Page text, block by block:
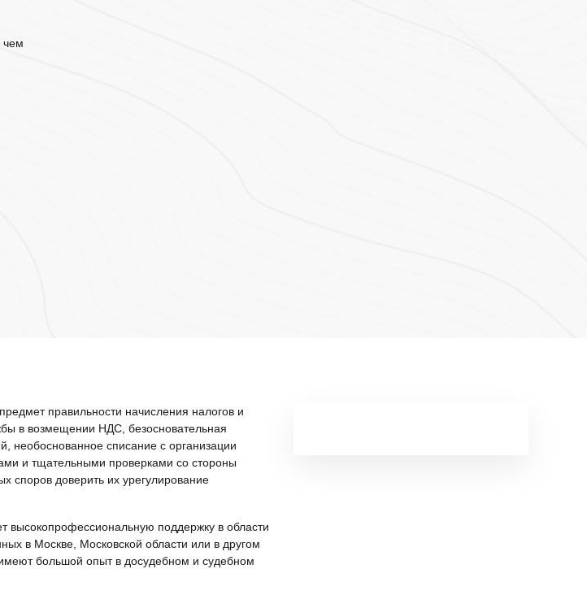
чем
правильности начисления налогов и
в возмещении НДС, безосновательная
необоснованное списание с организации
и тщательными проверками со стороны
споров доверить их урегулирование
высокопрофессиональную поддержку в области
в Москве, Московской области или в другом
большой опыт в досудебном и судебном